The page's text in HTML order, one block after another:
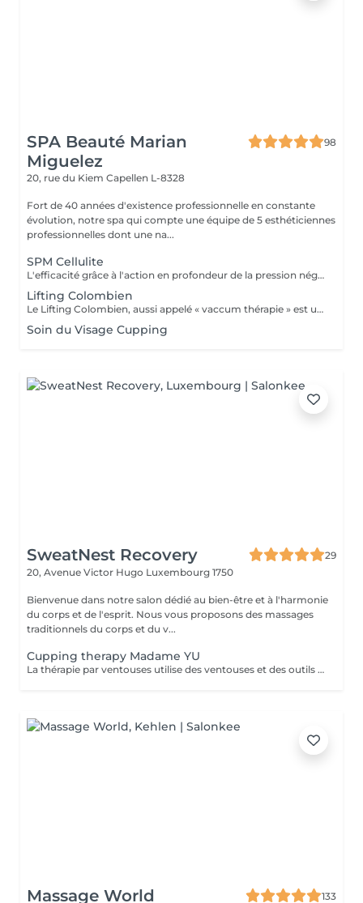
SPA Beauté Marian
Miguelez
98
20, rue du Kiem Capellen L-8328
Fort de 40 années d'existence professionnelle en constante
évolution, notre spa qui compte une équipe de 5 esthéticiennes
professionnelles dont une na...
SPM Cellulite
L'efficacité grâce à l'action en profondeur de la pression négative. Technique originale du "palper - rouler" Drainage, régénération et raffermissement des tissus du visage, du buste et du corps. Pour tous types de peaux. Traitements spécifiques contre les vergetures, la cellulite et bien d'autres. Maîtriser peau d'orange, culotte de cheval et tissus conjonctif faible grâce au SPM Digital ! Le SPM le multi -talent dont on ne peut plus se passer. Raffermir et regalber la poitrine sans appel à la chirurgie, l'un des nombreux traitements spécifiques.
Lifting Colombien
Le Lifting Colombien, aussi appelé « vaccum thérapie » est une technique non chirurgicale, pratiquée à l'aide de ventouses qui exercent une aspiration pour casser les dépôts de cellulite et de graisse, éliminer les toxines, améliorer le drainage et restaurer l'élasticité de la peau.
Soin du Visage Cupping
SweatNest Recovery
29
20, Avenue Victor Hugo Luxembourg 1750
Bienvenue dans notre salon dédié au bien-être et à l'harmonie
du corps et de l'esprit. Nous vous proposons des massages
traditionnels du corps et du v...
Cupping therapy Madame YU
La thérapie par ventouses utilise des ventouses et des outils qui, par combustion, expulsent l'air de l'intérieur des ventouses, créant une pression négative qui permet aux ventouses d'adhérer aux points d'acupuncture ou à la surface de la peau où la thérapie par ventouses doit être effectuée, produisant ainsi une stimulation. Pour ce faire, à la fois en prévention et en traitement, la peau au niveau du site d'application des ventouses devient congestionnée et il y a stase sanguine Cupping therapy uses cups and tools employing combustion to expel air from inside the cups, creating negative pressure that causes the cups to adhere to acuponts or the skin surface where cupping is to be performed, thus producing stimulation,to achieve both prevention and treatment, the skin at the cupping site will become congested,and blood stasis.
Massage World 133